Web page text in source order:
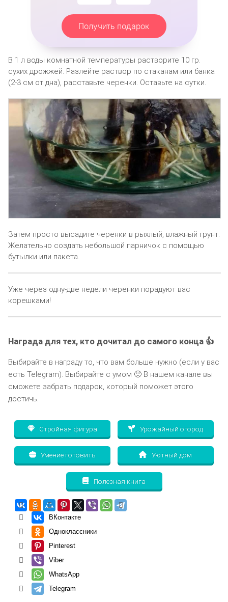
Получить подарок
В 1 л воды комнатной температуры растворите 10 гр.
сухих дрожжей. Разлейте раствор по стаканам или банка
(2-3 см от дна), расставьте черенки. Оставьте на сутки.
Затем просто высадите черенки в рыхлый, влажный грунт.
Желательно создать небольшой парничок с помощью
бутылки или пакета.
Уже через одну-две недели черенки порадуют вас
корешками!
Награда для тех, кто дочитал до самого конца 👍
Выбирайте в награду то, что вам больше нужно (если у вас
есть Telegram). Выбирайте с умом 🙂 В нашем канале вы
сможете забрать подарок, который поможет этого
достичь.
Стройная фигура Урожайный огород
Умение готовить Уютный дом
Полезная книга
ВКонтакте
Одноклассники
Pinterest
Viber
WhatsApp
Telegram